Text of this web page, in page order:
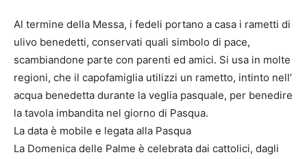
Al termine della Messa, i fedeli portano a casa i rametti di
ulivo benedetti, conservati quali simbolo di pace,
scambiandone parte con parenti ed amici. Si usa in molte
regioni, che il capofamiglia utilizzi un rametto, intinto nell’
acqua benedetta durante la veglia pasquale, per benedire
la tavola imbandita nel giorno di Pasqua.
La data è mobile e legata alla Pasqua
La Domenica delle Palme è celebrata dai cattolici, dagli